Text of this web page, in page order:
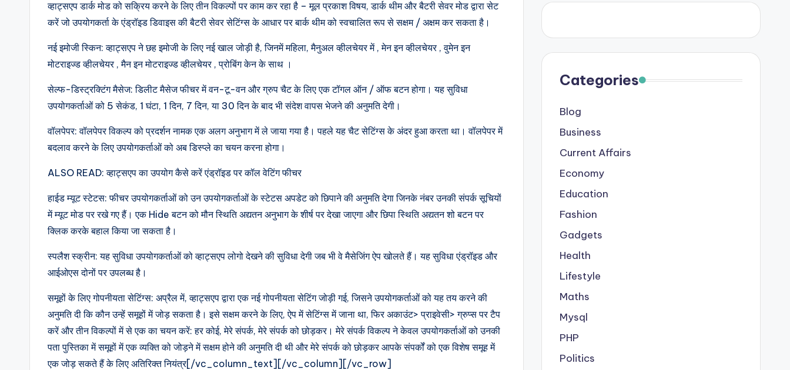
U
d
&
व्हाट्सएप डार्क मोड को सक्रिय करने के लिए तीन विकल्पों पर काम कर रहा है – मूल प्रकाश विषय, डार्क थीम और बैटरी सेवर मोड द्वारा सेट
करें जो उपयोगकर्ता के एंड्रॉइड डिवाइस की बैटरी सेवर सेटिंग्स के आधार पर बार्क थीम को स्वचालित रूप से सक्षम / अक्षम कर सकता है।
नई इमोजी स्किन: व्हाट्सएप ने छह इमोजी के लिए नई खाल जोड़ी है, जिनमें महिला, मैनुअल व्हीलचेयर में , मेन इन व्हीलचेयर , वुमेन इन
मोटराइज्ड व्हीलचेयर , मैन इन मोटराइज्ड व्हीलचेयर , प्रोबिंग केन के साथ ।
सेल्फ-डिस्ट्रक्टिंग मैसेज: डिलीट मैसेज फीचर में वन-टू-वन और ग्रुप चैट के लिए एक टॉगल ऑन / ऑफ बटन होगा। यह सुविधा
उपयोगकर्ताओं को 5 सेकंड, 1 घंटा, 1 दिन, 7 दिन, या 30 दिन के बाद भी संदेश वापस भेजने की अनुमति देगी।
वॉलपेपर: वॉलपेपर विकल्प को प्रदर्शन नामक एक अलग अनुभाग में ले जाया गया है। पहले यह चैट सेटिंग्स के अंदर हुआ करता था। वॉलपेपर में
बदलाव करने के लिए उपयोगकर्ताओं को अब डिस्प्ले का चयन करना होगा।
ALSO READ: व्हाट्सएप का उपयोग कैसे करें एंड्रॉइड पर कॉल वेटिंग फीचर
हाईड म्यूट स्टेटस: फीचर उपयोगकर्ताओं को उन उपयोगकर्ताओं के स्टेटस अपडेट को छिपाने की अनुमति देगा जिनके नंबर उनकी संपर्क सूचियों
में म्यूट मोड पर रखे गए हैं। एक Hide बटन को मौन स्थिति अद्यतन अनुभाग के शीर्ष पर देखा जाएगा और छिपा स्थिति अद्यतन शो बटन पर
क्लिक करके बहाल किया जा सकता है।
स्पलैश स्क्रीन: यह सुविधा उपयोगकर्ताओं को व्हाट्सएप लोगो देखने की सुविधा देगी जब भी वे मैसेजिंग ऐप खोलते हैं। यह सुविधा एंड्रॉइड और
आईओएस दोनों पर उपलब्ध है।
समूहों के लिए गोपनीयता सेटिंग्स: अप्रैल में, व्हाट्सएप द्वारा एक नई गोपनीयता सेटिंग जोड़ी गई, जिसने उपयोगकर्ताओं को यह तय करने की
अनुमति दी कि कौन उन्हें समूहों में जोड़ सकता है। इसे सक्षम करने के लिए, ऐप में सेटिंग्स में जाना था, फिर अकाउंट> प्राइवेसी> ग्रुप्स पर टैप
करें और तीन विकल्पों में से एक का चयन करें: हर कोई, मेरे संपर्क, मेरे संपर्क को छोड़कर। मेरे संपर्क विकल्प ने केवल उपयोगकर्ताओं को उनकी
पता पुस्तिका में समूहों में एक व्यक्ति को जोड़ने में सक्षम होने की अनुमति दी थी और मेरे संपर्क को छोड़कर आपके संपर्कों को एक विशेष समूह में
एक जोड़ सकते हैं के लिए अतिरिक्त नियंत्र[/vc_column_text][/vc_column][/vc_row]
Categories
Blog
Business
Current Affairs
Economy
Education
Fashion
Gadgets
Health
Lifestyle
Maths
Mysql
PHP
Politics